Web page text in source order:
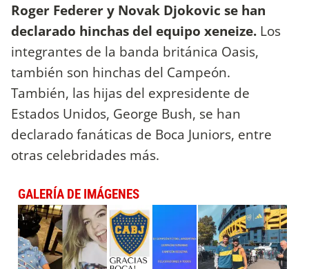
Roger Federer y Novak Djokovic se han
declarado hinchas del equipo xeneize. Los
integrantes de la banda británica Oasis,
también son hinchas del Campeón.
También, las hijas del expresidente de
Estados Unidos, George Bush, se han
declarado fanáticas de Boca Juniors, entre
otras celebridades más.
GALERÍA DE IMÁGENES